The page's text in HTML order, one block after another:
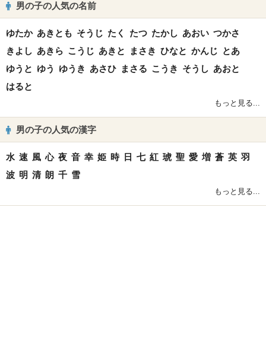
男の子の人気の名前
ゆたか あきとも そうじ たく たつ たかし あおい つかさ
きよし あきら こうじ あきと まさき ひなと かんじ とあ
ゆうと ゆう ゆうき あさひ まさる こうき そうし あおと
はると
もっと見る...
男の子の人気の漢字
水 速 風 心 夜 音 幸 姫 時 日 七 紅 琥 聖 愛 増 蒼 英 羽
波 明 清 朗 千 雪
もっと見る...